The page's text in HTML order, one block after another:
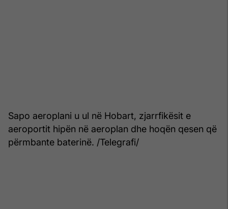
Sapo aeroplani u ul në Hobart, zjarrfikësit e
aeroportit hipën në aeroplan dhe hoqën qesen që
përmbante baterinë. /Telegrafi/